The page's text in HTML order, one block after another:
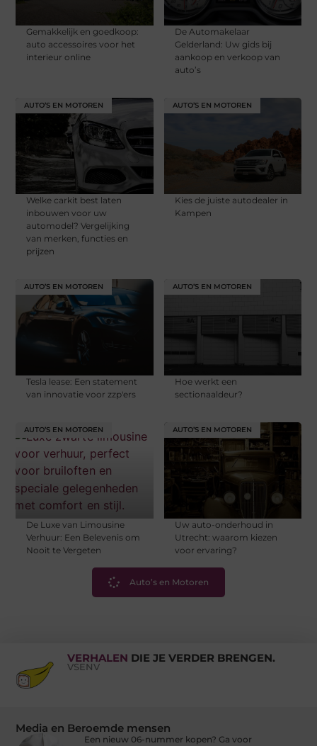
Gemakkelijk en goedkoop:
auto accessoires voor het
interieur online
De Automakelaar
Gelderland: Uw gids bij
aankoop en verkoop van
auto’s
AUTO’S EN MOTOREN
Welke carkit best laten
inbouwen voor uw
automodel? Vergelijking
van merken, functies en
prijzen
AUTO’S EN MOTOREN
Kies de juiste autodealer in
Kampen
AUTO’S EN MOTOREN
Tesla lease: Een statement
van innovatie voor zzp'ers
AUTO’S EN MOTOREN
Hoe werkt een
sectionaaldeur?
AUTO’S EN MOTOREN
De Luxe van Limousine
Verhuur: Een Belevenis om
Nooit te Vergeten
AUTO’S EN MOTOREN
Uw auto-onderhoud in
Utrecht: waarom kiezen
voor ervaring?
Auto’s en Motoren
VERHALEN DIE JE VERDER BRENGEN.
VSENV
Media en Beroemde mensen
Een nieuw 06-nummer kopen? Ga voor